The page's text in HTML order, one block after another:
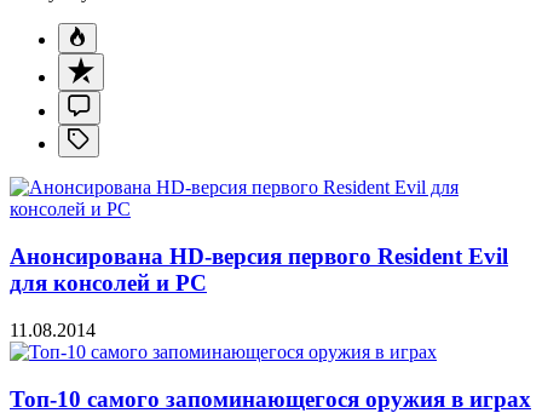
Анонсирована HD-версия первого Resident Evil
для консолей и PC
11.08.2014
Топ-10 самого запоминающегося оружия в играх